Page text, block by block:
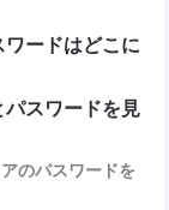
ードはどこに
スワードを見
のパスワードを